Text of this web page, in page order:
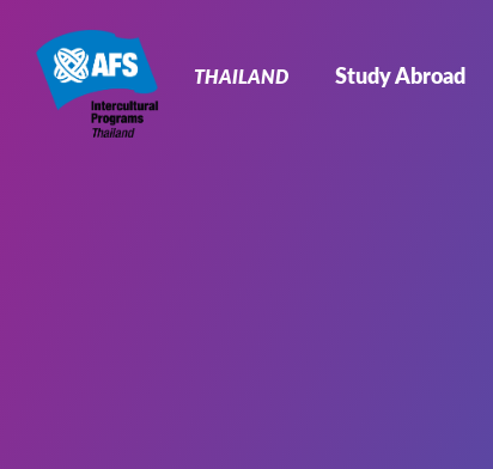
THAILAND Study Abroad